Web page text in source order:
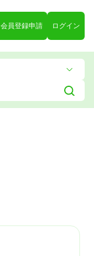
会員登録申請 ログイン